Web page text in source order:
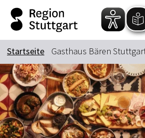
Zum
Zur
Zur
Zum
Suchbegriff
Das könnte Sie interessieren
Stadtführungen
Tickets
Startseite Gasthaus Bären